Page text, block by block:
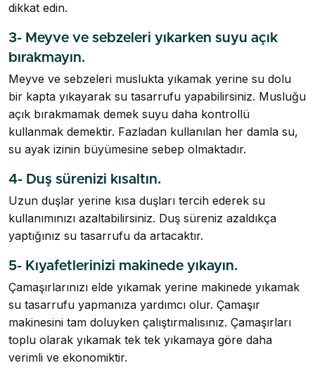
dikkat edin.
3- Meyve ve sebzeleri yıkarken suyu açık
bırakmayın.
Meyve ve sebzeleri muslukta yıkamak yerine su dolu
bir kapta yıkayarak su tasarrufu yapabilirsiniz. Musluğu
açık bırakmamak demek suyu daha kontrollü
kullanmak demektir. Fazladan kullanılan her damla su,
su ayak izinin büyümesine sebep olmaktadır.
4- Duş sürenizi kısaltın.
Uzun duşlar yerine kısa duşları tercih ederek su
kullanımınızı azaltabilirsiniz. Duş süreniz azaldıkça
yaptığınız su tasarrufu da artacaktır.
5- Kıyafetlerinizi makinede yıkayın.
Çamaşırlarınızı elde yıkamak yerine makinede yıkamak
su tasarrufu yapmanıza yardımcı olur. Çamaşır
makinesini tam doluyken çalıştırmalısınız. Çamaşırları
toplu olarak yıkamak tek tek yıkamaya göre daha
verimli ve ekonomiktir.